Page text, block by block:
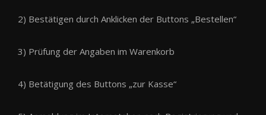
2) Bestätigen durch Anklicken der Buttons „Bestellen“
3) Prüfung der Angaben im Warenkorb
4) Betätigung des Buttons „zur Kasse“